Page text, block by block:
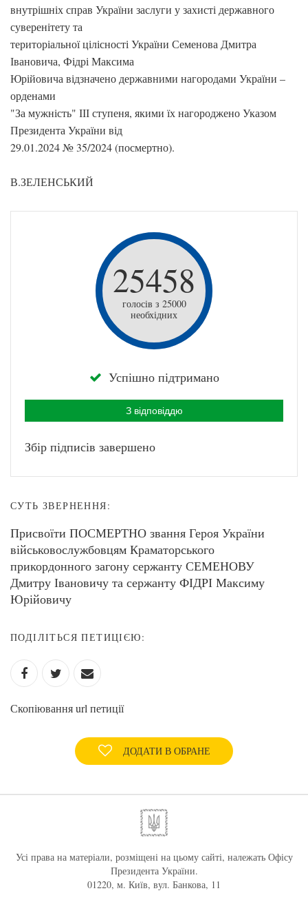
внутрішніх справ України заслуги у захисті державного
суверенітету та
територіальної цілісності України Семенова Дмитра
Івановича, Фідрі Максима
Юрійовича відзначено державними нагородами України –
орденами
"За мужність" ІІІ ступеня, якими їх нагороджено Указом
Президента України від
29.01.2024 № 35/2024 (посмертно).
В.ЗЕЛЕНСЬКИЙ
25458
голосів з 25000
необхідних
Успішно підтримано
З відповіддю
Збір підписів завершено
СУТЬ ЗВЕРНЕННЯ:
Присвоїти ПОСМЕРТНО звання Героя України
військовослужбовцям Краматорського
прикордонного загону сержанту СЕМЕНОВУ
Дмитру Івановичу та сержанту ФІДРІ Максиму
Юрійовичу
ПОДІЛІТЬСЯ ПЕТИЦІЄЮ:
Скопіювання url петиції
ДОДАТИ В ОБРАНЕ
Усі права на матеріали, розміщені на цьому сайті, належать Офісу
Президента України.
01220, м. Київ, вул. Банкова, 11